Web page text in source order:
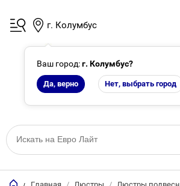
г. Колумбус
Ваш город:г. Колумбус?
Да, верно Нет, выбрать город